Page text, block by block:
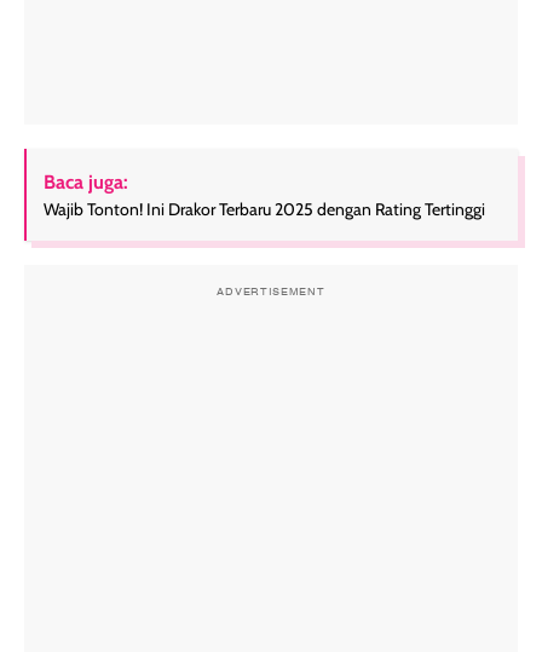
Baca juga:
Wajib Tonton! Ini Drakor Terbaru 2025 dengan Rating Tertinggi
ADVERTISEMENT